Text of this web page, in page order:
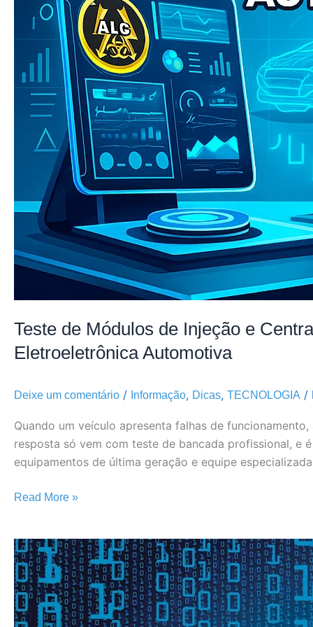
Teste de Módulos de Injeção e
Eletroeletrônica Automotiva
Deixe um comentário / Informação, Dicas, TECNOLOGIA /
Quando um veículo apresenta falhas de
resposta só vem com teste de bancada profissional, e
equipamentos de última geração e equipe
Read More »
Principais
Funcionalidades
de
Softwares
para